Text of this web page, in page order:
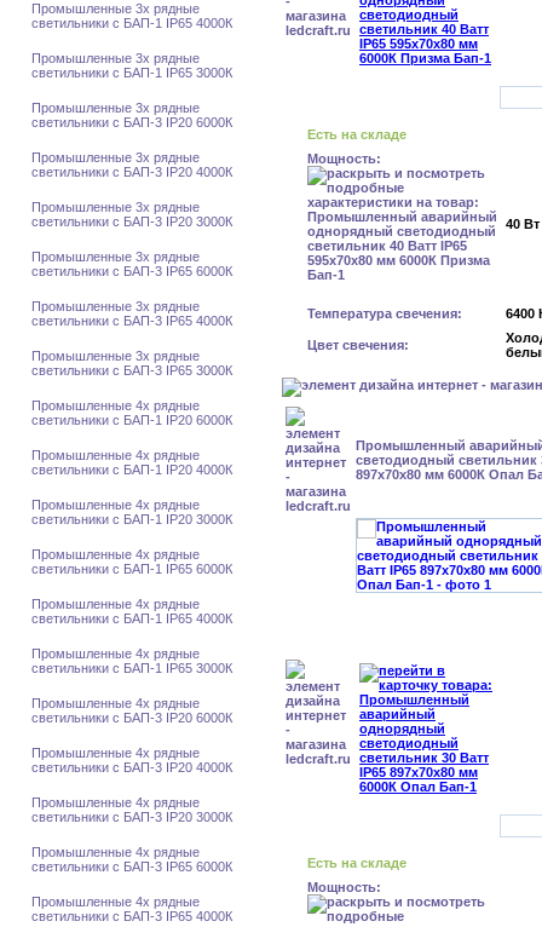
Промышленные 3х рядные
светильники с БАП-1 IP65 4000К
Промышленные 3х рядные
светильники с БАП-1 IP65 3000К
Промышленные 3х рядные
светильники с БАП-3 IP20 6000К
Промышленные 3х рядные
светильники с БАП-3 IP20 4000К
Промышленные 3х рядные
светильники с БАП-3 IP20 3000К
Промышленные 3х рядные
светильники с БАП-3 IP65 6000К
Промышленные 3х рядные
светильники с БАП-3 IP65 4000К
Промышленные 3х рядные
светильники с БАП-3 IP65 3000К
Промышленные 4х рядные
светильники с БАП-1 IP20 6000К
Промышленные 4х рядные
светильники с БАП-1 IP20 4000К
Промышленные 4х рядные
светильники с БАП-1 IP20 3000К
Промышленные 4х рядные
светильники с БАП-1 IP65 6000К
Промышленные 4х рядные
светильники с БАП-1 IP65 4000К
Промышленные 4х рядные
светильники с БАП-1 IP65 3000К
Промышленные 4х рядные
светильники с БАП-3 IP20 6000К
Промышленные 4х рядные
светильники с БАП-3 IP20 4000К
Промышленные 4х рядные
светильники с БАП-3 IP20 3000К
Промышленные 4х рядные
светильники с БАП-3 IP65 6000К
Промышленные 4х рядные
светильники с БАП-3 IP65 4000К
Есть на складе
Мощность:
40 Вт
Температура свечения: 6400
Цвет свечения:
Промышленный
светодиодный светильник
897x70x80 мм 6000К Опал
Есть на складе
Мощность: